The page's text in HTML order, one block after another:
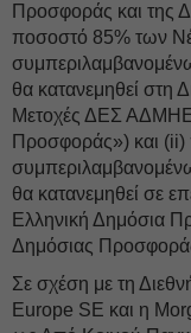
Προσφοράς και της
ποσοστό 85% των
θα κατανεμηθεί στη
Μετοχές ΔΕΣ ΑΔΜΗΕ,
Προσφοράς») και
θα κατανεμηθεί σε
Ελληνική Δημόσια
Δημόσιας
Σε σχέση με τη
Europe SE και η